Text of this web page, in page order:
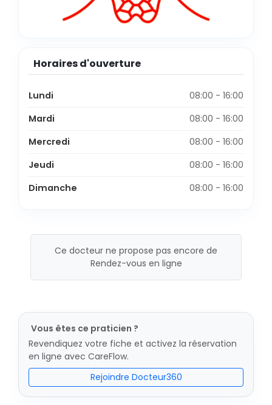
Horaires d'ouverture
Lundi
08:00 - 16:00
Mardi
08:00 - 16:00
Mercredi
08:00 - 16:00
Jeudi
08:00 - 16:00
Dimanche
08:00 - 16:00
Ce docteur ne propose pas encore de
Rendez-vous en ligne
Vous êtes ce praticien ?
Revendiquez votre fiche et activez la réservation
en ligne avec CareFlow.
Rejoindre Docteur360